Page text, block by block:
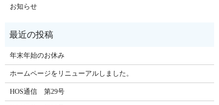
お知らせ
年末年始のお休み
ホームページをリニューアルしました。
HOS通信 第29号